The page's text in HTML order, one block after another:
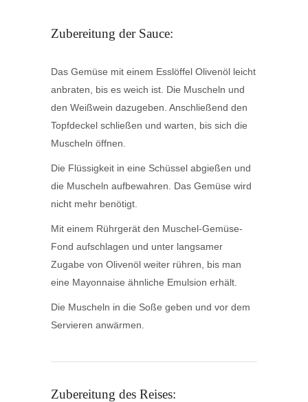
Zubereitung der Sauce:
Das Gemüse mit einem Esslöffel Olivenöl leicht
anbraten, bis es weich ist. Die Muscheln und
den Weißwein dazugeben. Anschließend den
Topfdeckel schließen und warten, bis sich die
Muscheln öffnen.
Die Flüssigkeit in eine Schüssel abgießen und
die Muscheln aufbewahren. Das Gemüse wird
nicht mehr benötigt.
Mit einem Rührgerät den Muschel-Gemüse-
Fond aufschlagen und unter langsamer
Zugabe von Olivenöl weiter rühren, bis man
eine Mayonnaise ähnliche Emulsion erhält.
Die Muscheln in die Soße geben und vor dem
Servieren anwärmen.
Zubereitung des Reises: